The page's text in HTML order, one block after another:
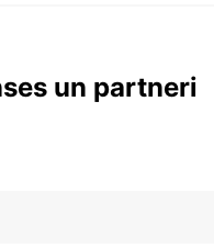
un partneri